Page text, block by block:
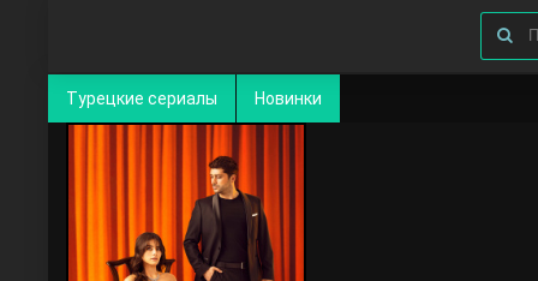
Турецкие сериалы Новинки